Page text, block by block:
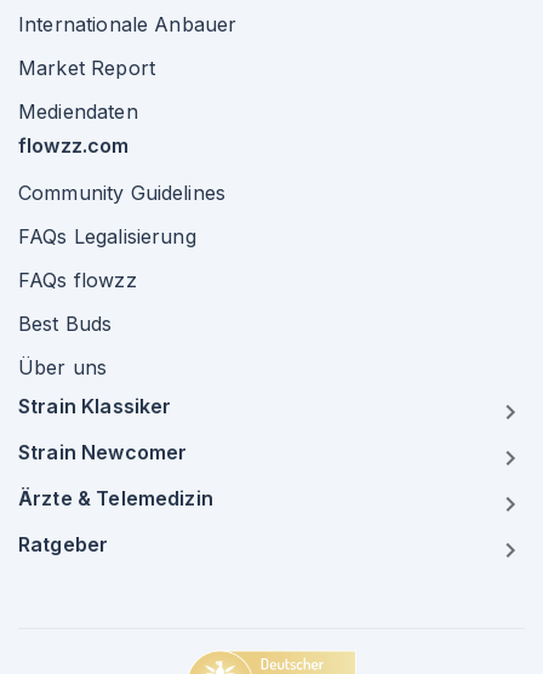
Internationale Anbauer
Market Report
Mediendaten
flowzz.com
Community Guidelines
FAQs Legalisierung
FAQs flowzz
Best Buds
Über uns
Strain Klassiker
Strain Newcomer
Ärzte & Telemedizin
Ratgeber